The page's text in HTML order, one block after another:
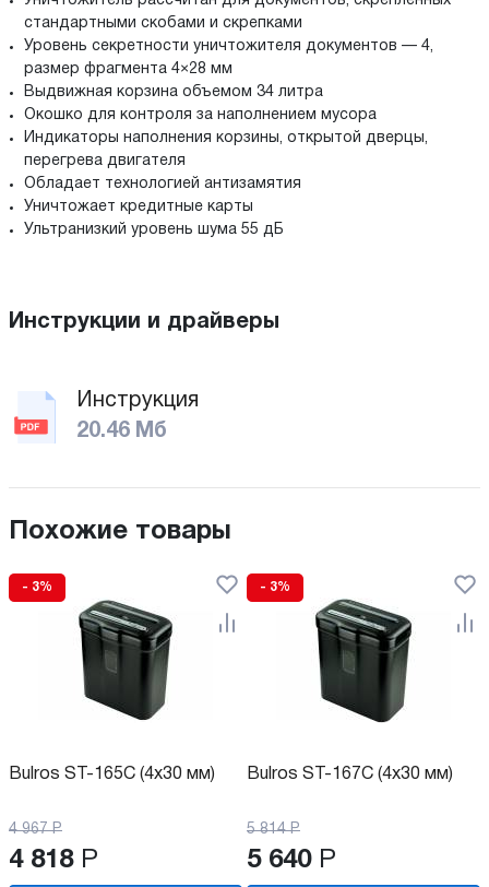
стандартными скобами и скрепками
Уровень секретности уничтожителя документов — 4,
размер фрагмента 4×28 мм
Выдвижная корзина объемом 34 литра
Окошко для контроля за наполнением мусора
Индикаторы наполнения корзины, открытой дверцы,
перегрева двигателя
Обладает технологией антизамятия
Уничтожает кредитные карты
Ультранизкий уровень шума 55 дБ
Инструкции и драйверы
Инструкция
20.46 Мб
Похожие товары
- 3%
Bulros ST-165C (4х30 мм)
4 967 Р
4 818 Р
- 3%
Bulros ST-167C (4х30 мм)
5 814 Р
5 640 Р